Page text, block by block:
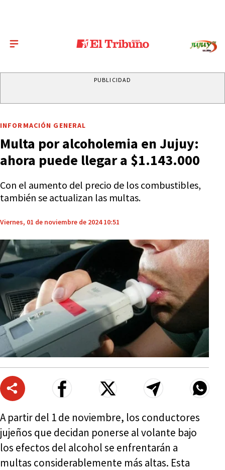
PUBLICIDAD
INFORMACIÓN GENERAL
Multa por alcoholemia en Jujuy:
ahora puede llegar a $1.143.000
Con el aumento del precio de los combustibles,
también se actualizan las multas.
Viernes, 01 de noviembre de 2024 10:51
A partir del 1 de noviembre, los conductores
jujeños que decidan ponerse al volante bajo
los efectos del alcohol se enfrentarán a
multas considerablemente más altas. Esta